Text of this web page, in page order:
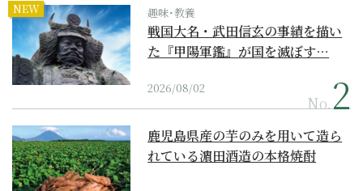
NEW 趣味･教養
戦国大名・武田信玄の事績を描い
た『甲陽軍鑑』が国を滅ぼす…
2026/08/02
No.
鹿児島県産の芋のみを用いて造ら
れている濵田酒造の本格焼酎